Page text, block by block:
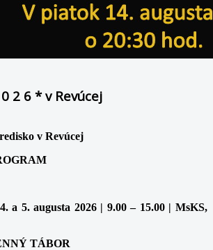
2 6 * v Revúcej
v Revúcej
a 5. augusta 2026 | 9.00 – 15.00 | MsKS,
TÁBOR